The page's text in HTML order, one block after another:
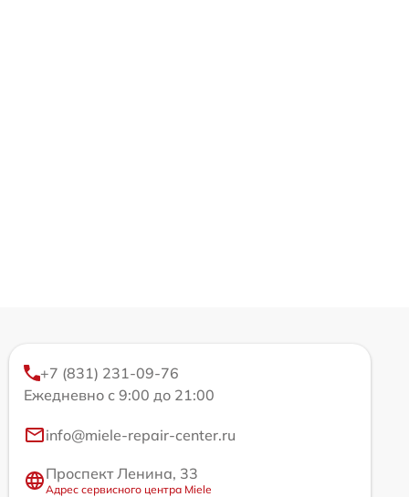
+7 (831) 231-09-76
Ежедневно с 9:00 до 21:00
info@miele-repair-center.ru
Проспект Ленина, 33
Адрес сервисного центра Miele